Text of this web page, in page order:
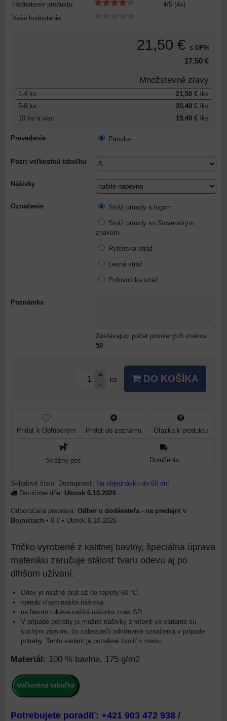
Hodnotenie produktu: 4/5 (4x)
Vaše hodnotenie:
21,50 € s DPH
17,50 €
Množstevné zľavy
1-4 ks 21,50 € /ks
5-9 ks 20,40 € /ks
10 ks a viac 19,40 € /ks
Prevedenie Pánske
Pozri veľkostnú tabuľku
Nášivky
Označenie Stráž prírody s logom
Stráž prírody so Slovenským
znakom
Rybárska stráž
Lesná stráž
Poľovnícka stráž
Poznámka
Zostávajúci počet povolených znakov:
50
ks DO KOŠÍKA
Pridať k Obľúbeným Pridať do zoznamu Otázka k produktu
Strážny pes Doručenia
Skladové číslo: Dostupnosť: Na objednávku do 60 dní
Doručíme dňa: Utorok 6.10.2026
Odber u dodávateľa - na predajni v
Bojniciach • 0 € • Utorok 6.10.2026
Tričko vyrobené z kalitnej bavlny, špeciálna úprava
materiálu zaručuje stálosť tvaru odevu aj po
dlhšom užívaní.
Odev je možné prať až do teploty 60 °C.
vpredu vľavo našitá nášivka
na ľavom rukáve našitá nášivka znak SR
V prípade potreby je možné nášivky zhotoviť vo variante su
suchým zipsom, čo zabezpečí odnímanie označenia v prípade
potreby. Tento variant je potrebné zvoliť v menu.
Materiál: 100 % bavlna, 175 g/m2
Potrebujete poradiť: +421 903 472 938 /